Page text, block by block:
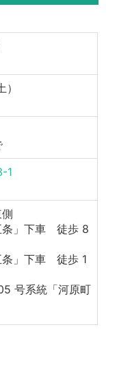
1
条」下車 徒歩 8
条」下車 徒歩 1
号系統「河原町